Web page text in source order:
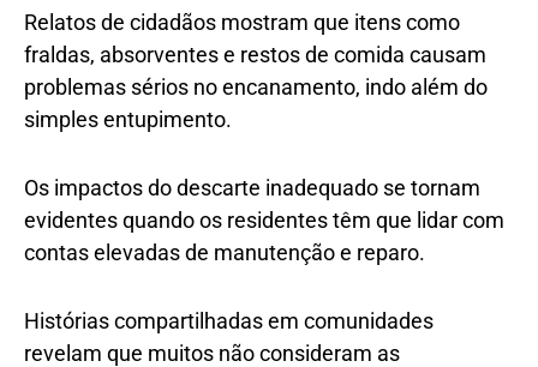
Relatos de cidadãos mostram que itens como
fraldas, absorventes e restos de comida causam
problemas sérios no encanamento, indo além do
simples entupimento.
Os impactos do descarte inadequado se tornam
evidentes quando os residentes têm que lidar com
contas elevadas de manutenção e reparo.
Histórias compartilhadas em comunidades
revelam que muitos não consideram as